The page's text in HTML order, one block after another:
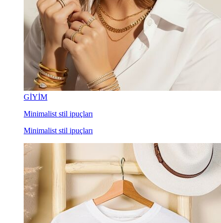
GİYİM
Minimalist stil ipuçları
Minimalist stil ipuçları